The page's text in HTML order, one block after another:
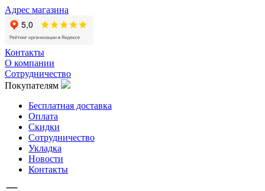
Адрес магазина
Контакты
О компании
Сотрудничество
Покупателям
Бесплатная доставка
Оплата
Скидки
Сотрудничество
Укладка
Новости
Контакты